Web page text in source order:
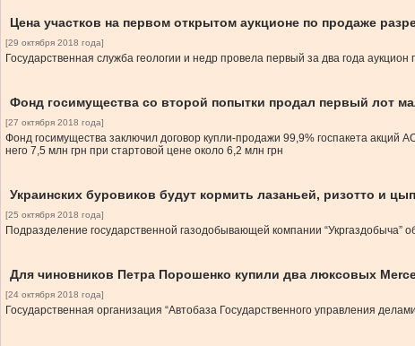
Цена участков на первом открытом аукционе по продаже
[29 октября 2018 года]
Государственная служба геологии и недр провела первый за два года
Фонд госимущества со второй попытки продал первый лот
[27 октября 2018 года]
Фонд госимущества заключил договор купли-продажи 99,9% госпакета акций
него 7,5 млн грн при стартовой цене около 6,2 млн грн
Украинских буровиков будут кормить лазаньей, ризотто и
[25 октября 2018 года]
Подразделение государственной газодобывающей компании
Для чиновников Петра Порошенко купили два люксовых
[24 октября 2018 года]
Государственная организация “Автобаза Государственного управления